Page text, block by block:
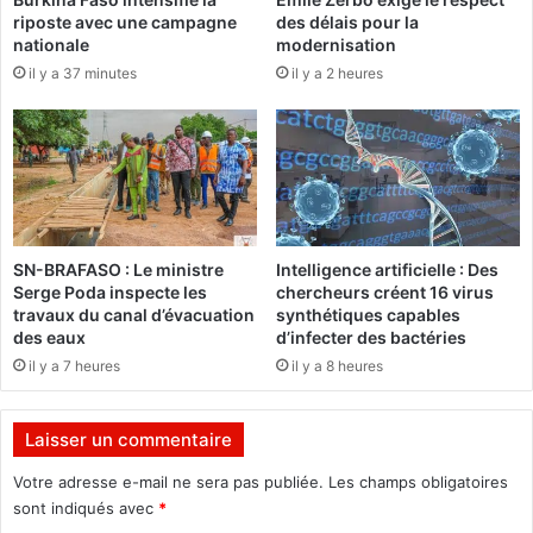
r
à
v
u
l
o
i
r
d
é
t
r
i
e
e
q
x
l
a
r
i
e
r
s
o
u
k
i
n
a
riposte avec une campagne
nationale
il y a 37 minutes
des délais pour la
modernisation
il y a 2 heures
SN-BRAFASO : Le ministre
Serge Poda inspecte les
travaux du canal d’évacuation
des eaux
il y a 7 heures
Intelligence artificielle : Des
chercheurs créent 16 virus
synthétiques capables
d’infecter des bactéries
il y a 8 heures
Laisser un commentaire
Votre adresse e-mail ne sera pas publiée. Les champs obligatoires
sont indiqués avec *